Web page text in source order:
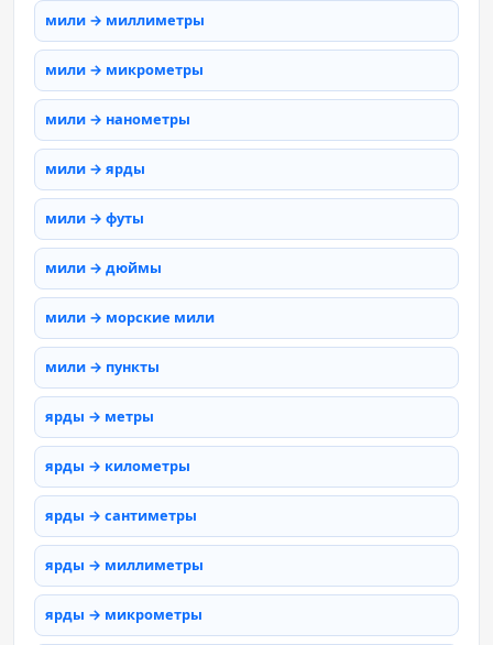
мили → миллиметры
мили → микрометры
мили → нанометры
мили → ярды
мили → футы
мили → дюймы
мили → морские мили
мили → пункты
ярды → метры
ярды → километры
ярды → сантиметры
ярды → миллиметры
ярды → микрометры